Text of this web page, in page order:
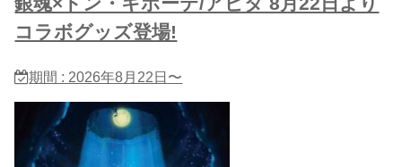
コラボグッズ登場!
期間 : 2026年8月22日〜